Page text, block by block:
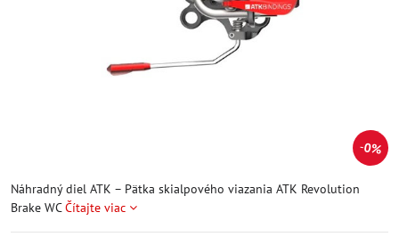
0%
Náhradný diel ATK – Pätka skialpového viazania ATK Revolution
Brake WCČítajte viac